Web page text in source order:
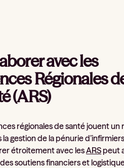
avec les
Régionales
(ARS)
régionales de santé jouent un
la gestion de la pénurie
étroitement avec lesARS peut
soutiens financiers et